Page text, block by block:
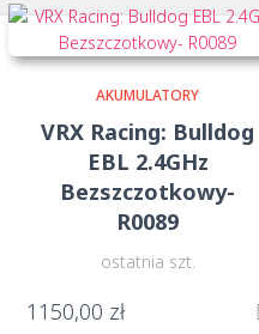
AKUMULATORY
VRX Racing: Bulldog
EBL 2.4GHz
Bezszczotkowy-
R0089
ostatnia szt.
1150,00 zł